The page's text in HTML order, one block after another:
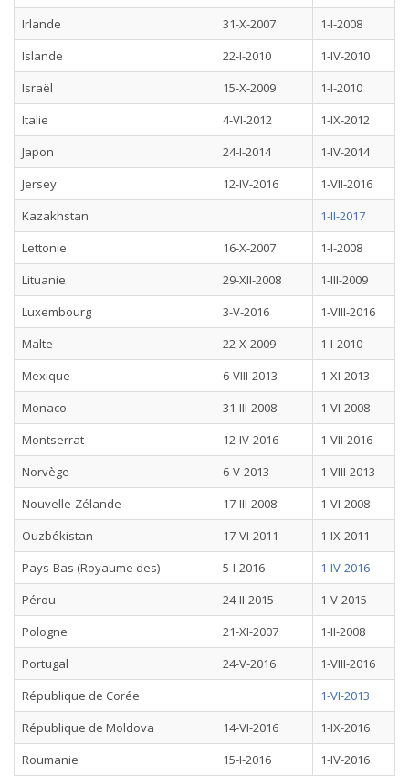
Irlande
31-X-2007
1-I-2008
Islande
22-I-2010
1-IV-2010
Israël
15-X-2009
1-I-2010
Italie
4-VI-2012
1-IX-2012
Japon
24-I-2014
1-IV-2014
Jersey
12-IV-2016
1-VII-2016
Kazakhstan
1-II-2017
Lettonie
16-X-2007
1-I-2008
Lituanie
29-XII-2008
1-III-2009
Luxembourg
3-V-2016
1-VIII-2016
Malte
22-X-2009
1-I-2010
Mexique
6-VIII-2013
1-XI-2013
Monaco
31-III-2008
1-VI-2008
Montserrat
12-IV-2016
1-VII-2016
Norvège
6-V-2013
1-VIII-2013
Nouvelle-Zélande
17-III-2008
1-VI-2008
Ouzbékistan
17-VI-2011
1-IX-2011
Pays-Bas (Royaume des)
5-I-2016
1-IV-2016
Pérou
24-II-2015
1-V-2015
Pologne
21-XI-2007
1-II-2008
Portugal
24-V-2016
1-VIII-2016
République de Corée
1-VI-2013
République de Moldova
14-VI-2016
1-IX-2016
Roumanie
15-I-2016
1-IV-2016